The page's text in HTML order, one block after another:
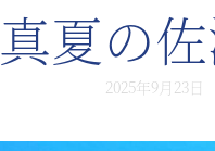
真夏の
2025年9月23日